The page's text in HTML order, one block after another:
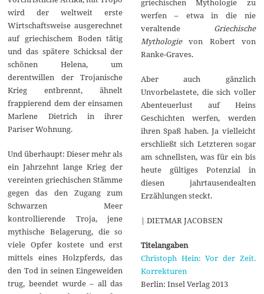
wird der weltweit erste
Wirtschaftsweise ausgerechnet
auf griechischem Boden tätig
und das spätere Schicksal der
schönen Helena, um
derentwillen der Trojanische
Krieg entbrennt, ähnelt
frappierend dem der einsamen
Marlene Dietrich in ihrer
Pariser Wohnung.
Und überhaupt: Dieser mehr als
ein Jahrzehnt lange Krieg der
vereinten griechischen Stämme
gegen das den Zugang zum
Schwarzen Meer
kontrollierende Troja, jene
mythische Belagerung, die so
viele Opfer kostete und erst
mittels eines Holzpferds, das
den Tod in seinen Eingeweiden
trug, beendet wurde – all das
werfen – etwa in die nie
veraltende Griechische
Mythologievon Robert von
Ranke-Graves.
Aber auch gänzlich
Unvorbelastete, die sich voller
Abenteuerlust auf Heins
Geschichten werfen, werden
ihren Spaß haben. Ja vielleicht
erschließt sich Letzteren sogar
am schnellsten, was für ein bis
heute gültiges Potenzial in
diesen jahrtausendealten
Erzählungen steckt.
| DIETMAR JACOBSEN
Titelangaben
Christoph Hein: Vor der Zeit.
Korrekturen
Berlin: Insel Verlag 2013